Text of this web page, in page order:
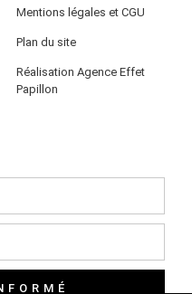
Mentions légales et CGU
Plan du site
Réalisation Agence Effet
Papillon